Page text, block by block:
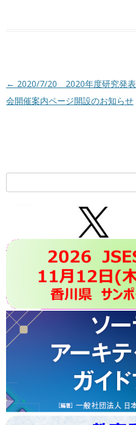
投稿ナビゲーション
← 2020/7/20 2020年度研究発表
会開催案内ページ開設のお知らせ
索: